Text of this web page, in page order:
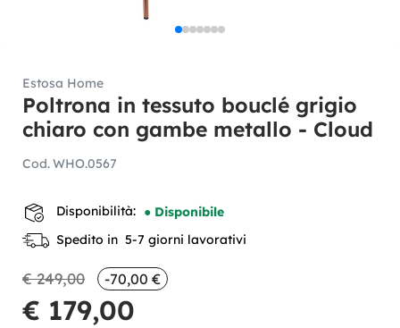
Estosa Home
Poltrona in tessuto bouclé grigio
chiaro con gambe metallo - Cloud
Cod.WHO.0567
Disponibilità: ● Disponibile
Spedito in 5-7 giorni lavorativi
€ 249,00 -70,00 €
€ 179,00